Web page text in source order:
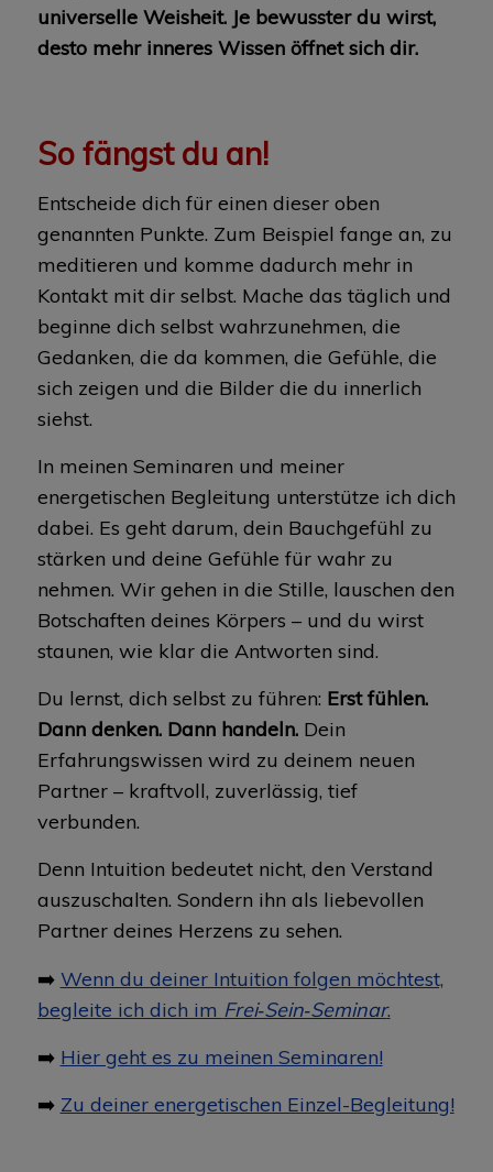
universelle Weisheit. Je bewusster du wirst,
desto mehr inneres Wissen öffnet sich dir.
So fängst du an!
Entscheide dich für einen dieser oben
genannten Punkte. Zum Beispiel fange an, zu
meditieren und komme dadurch mehr in
Kontakt mit dir selbst. Mache das täglich und
beginne dich selbst wahrzunehmen, die
Gedanken, die da kommen, die Gefühle, die
sich zeigen und die Bilder die du innerlich
siehst.
In meinen Seminaren und meiner
energetischen Begleitung unterstütze ich dich
dabei. Es geht darum, dein Bauchgefühl zu
stärken und deine Gefühle für wahr zu
nehmen. Wir gehen in die Stille, lauschen den
Botschaften deines Körpers – und du wirst
staunen, wie klar die Antworten sind.
Du lernst, dich selbst zu führen: Erst fühlen.
Dann denken. Dann handeln.Dein
Erfahrungswissen wird zu deinem neuen
Partner – kraftvoll, zuverlässig, tief
verbunden.
Denn Intuition bedeutet nicht, den Verstand
auszuschalten. Sondern ihn als liebevollen
Partner deines Herzens zu sehen.
➡️ Wenn du deiner Intuition folgen möchtest,
begleite ich dich im Frei‑Sein‑Seminar.
➡️ Hier geht es zu meinen Seminaren!
➡️ Zu deiner energetischen Einzel-Begleitung!